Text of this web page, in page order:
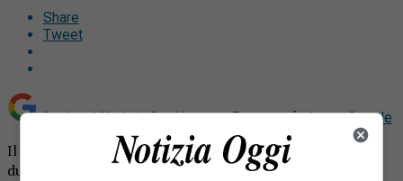
Share
Tweet
Aggiungi Notizia Oggi.it come Fonte preferita su Google
Il titolare di un ristoro della Valle di Mosso ha denunciato
due clienti “distratti”